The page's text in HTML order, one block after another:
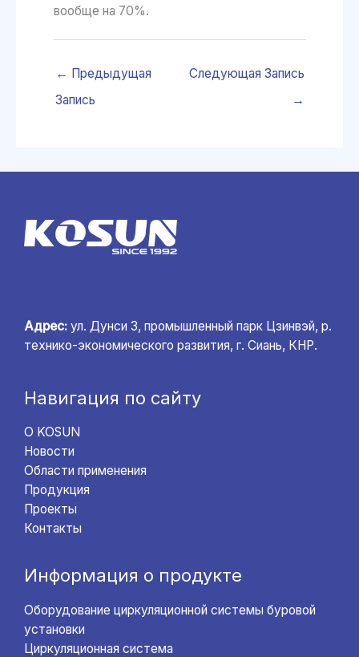
вообще на 70%.
← Предыдущая
Запись
Следующая Запись
→
Адрес: ул. Дунси 3, промышленный парк Цзинвэй, р.
технико-экономического развития, г. Сиань, КНР.
Навигация по сайту
О KOSUN
Новости
Области применения
Продукция
Проекты
Контакты
Информация о продукте
Оборудование циркуляционной системы буровой
установки
Циркуляционная система